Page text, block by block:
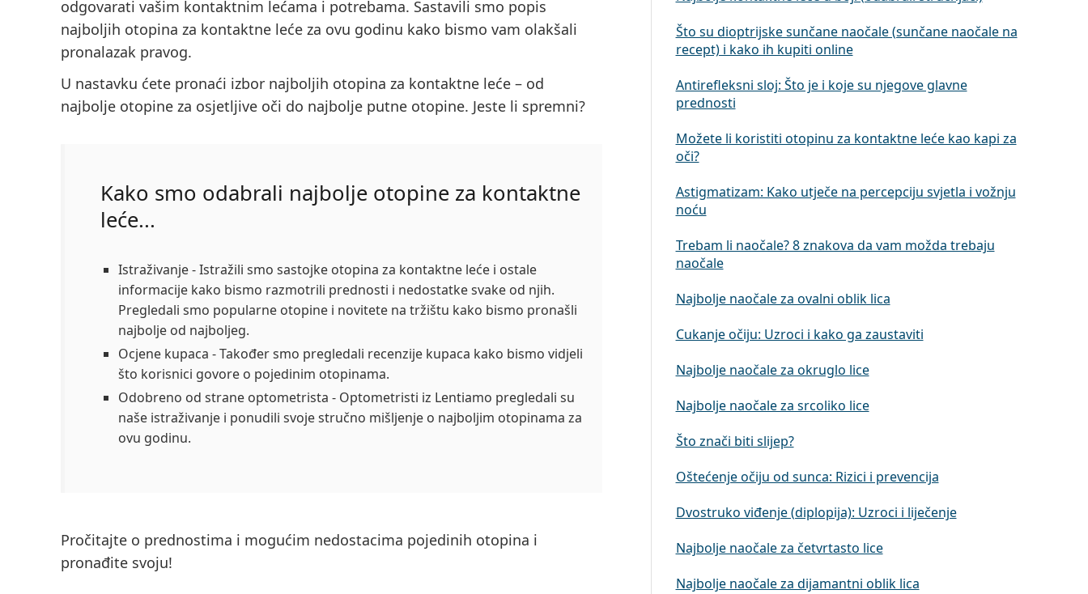
odgovarati vašim kontaktnim lećama i potrebama. Sastavili smo popis
najboljih otopina za kontaktne leće za ovu godinu kako bismo vam olakšali
pronalazak pravog.
U nastavku ćete pronaći izbor najboljih otopina za kontaktne leće –⁠ od
najbolje otopine za osjetljive oči do najbolje putne otopine. Jeste li spremni?
Kako smo odabrali najbolje otopine za kontaktne
leće...
Istraživanje- Istražili smo sastojke otopina za kontaktne leće i ostale
informacije kako bismo razmotrili prednosti i nedostatke svake od njih.
Pregledali smo popularne otopine i novitete na tržištu kako bismo pronašli
najbolje od najboljeg.
Ocjene kupaca - Također smo pregledali recenzije kupaca kako bismo vidjeli
što korisnici govore o pojedinim otopinama.
Odobreno od strane optometrista - Optometristi iz Lentiamo pregledali su
naše istraživanje i ponudili svoje stručno mišljenje o najboljim otopinama za
ovu godinu.
Pročitajte o prednostima i mogućim nedostacima pojedinih otopina i
pronađite svoju!
Što su dioptrijske sunčane naočale (sunčane naočale na
recept) i kako ih kupiti online
Antirefleksni sloj: Što je i koje su njegove glavne
prednosti
Možete li koristiti otopinu za kontaktne leće kao kapi za
oči?
Astigmatizam: Kako utječe na percepciju svjetla i vožnju
noću
Trebam li naočale? 8 znakova da vam možda trebaju
naočale
Najbolje naočale za ovalni oblik lica
Cukanje očiju: Uzroci i kako ga zaustaviti
Najbolje naočale za okruglo lice
Najbolje naočale za srcoliko lice
Što znači biti slijep?
Oštećenje očiju od sunca: Rizici i prevencija
Dvostruko viđenje (diplopija): Uzroci i liječenje
Najbolje naočale za četvrtasto lice
Najbolje naočale za dijamantni oblik lica